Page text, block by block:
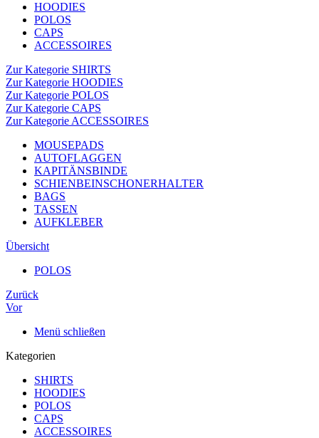
HOODIES
POLOS
CAPS
ACCESSOIRES
Zur Kategorie SHIRTS
Zur Kategorie HOODIES
Zur Kategorie POLOS
Zur Kategorie CAPS
Zur Kategorie ACCESSOIRES
MOUSEPADS
AUTOFLAGGEN
KAPITÄNSBINDE
SCHIENBEINSCHONERHALTER
BAGS
TASSEN
AUFKLEBER
Übersicht
POLOS
Zurück
Vor
Menü schließen
Kategorien
SHIRTS
HOODIES
POLOS
CAPS
ACCESSOIRES